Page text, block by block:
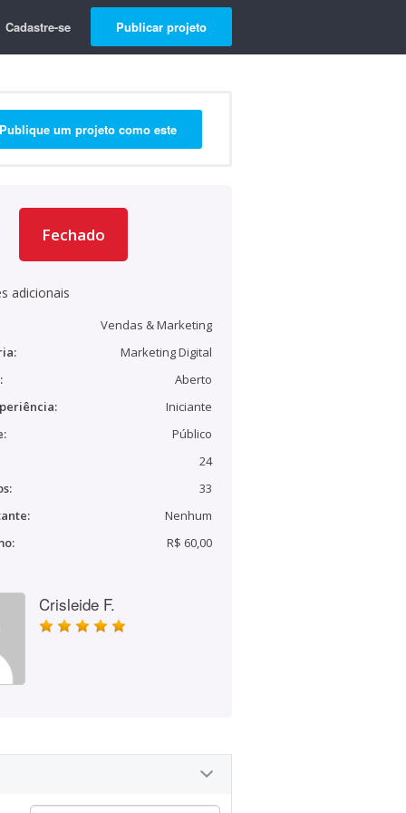
Cadastre-se Publicar projeto
Publique um projeto como este
Fechado
adicionais
Vendas & Marketing
Marketing Digital
Aberto
Iniciante
Público
24
33
Nenhum
R$ 60,00
Crisleide F.